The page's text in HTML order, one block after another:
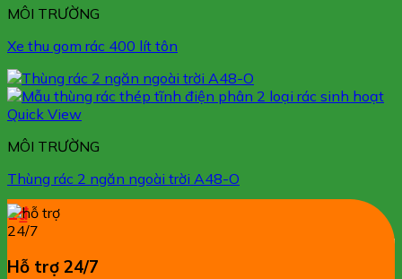
MÔI TRƯỜNG
Xe thu gom rác 400 lít tôn
Quick View
MÔI TRƯỜNG
Thùng rác 2 ngăn ngoài trời A48-O
1₫
Hỗ trợ 24/7